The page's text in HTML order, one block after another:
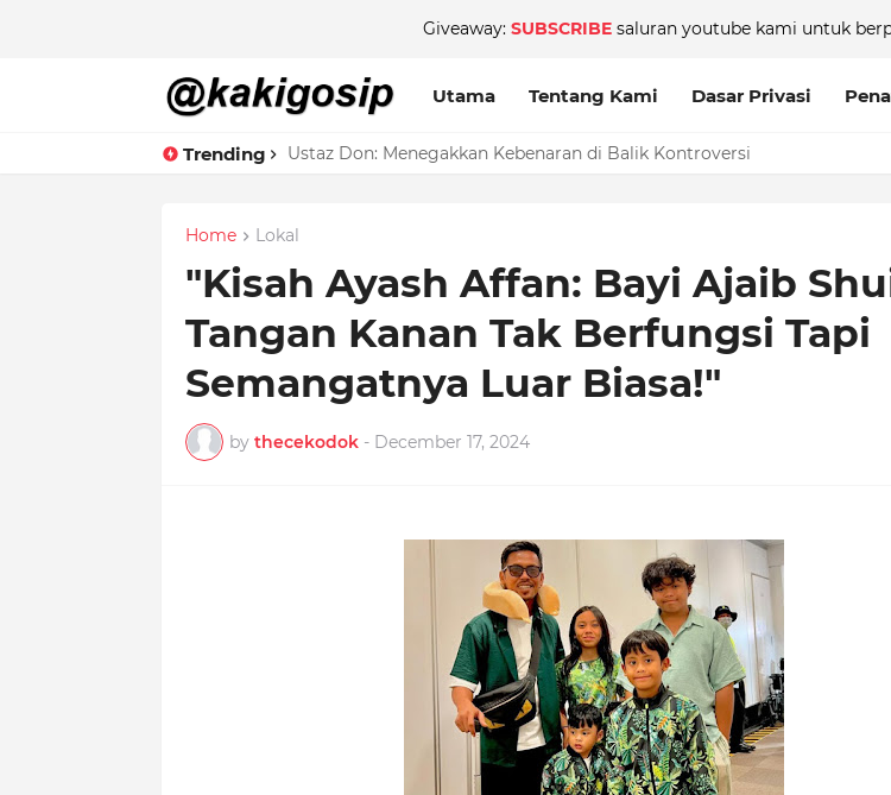
Giveaway: SUBSCRIBEsaluran youtube kami untuk
Utama Tentang Kami Dasar Privasi
Trending Ustaz Don: Menegakkan Kebenaran di Balik Kontroversi
Home Lokal
"Kisah Ayash Affan: Bayi Ajaib
Tangan Kanan Tak Berfungsi Tapi
Semangatnya Luar Biasa!"
by thecekodok - December 17, 2024